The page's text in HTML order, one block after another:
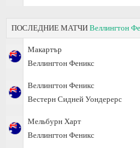
ПОСЛЕДНИЕ МАТЧИ Веллингтон
Макартър
Веллингтон Феникс
Веллингтон Феникс
Вестерн Сидней Уондерерс
Мельбурн Харт
Веллингтон Феникс